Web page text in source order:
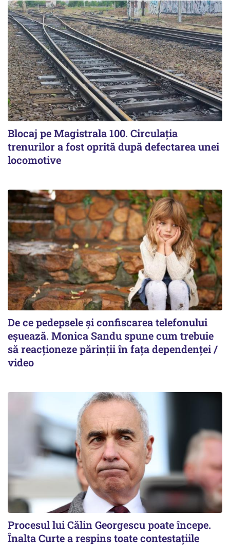
Blocaj pe Magistrala 100. Circulația
trenurilor a fost oprită după defectarea unei
locomotive
De ce pedepsele și confiscarea telefonului
eșuează. Monica Sandu spune cum trebuie
să reacționeze părinții în fața dependenței /
video
Procesul lui Călin Georgescu poate începe.
Înalta Curte a respins toate contestațiile